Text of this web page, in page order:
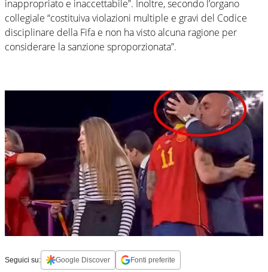
inappropriato e inaccettabile”. Inoltre, secondo l’organo
collegiale “costituiva violazioni multiple e gravi del Codice
disciplinare della Fifa e non ha visto alcuna ragione per
considerare la sanzione sproporzionata”.
Seguici su: Google Discover Fonti preferite